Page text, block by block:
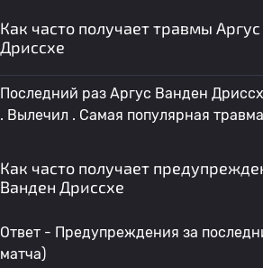
Как часто получает травмы
Дриссхе
Последний раз Аргус Ванден
. Вылечил . Самая популярная
Как часто получает
Ванден Дриссхе
Ответ - Предупреждения за
матча)